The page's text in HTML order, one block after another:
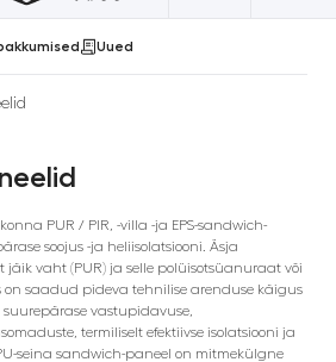
Uued
PUR / PIR, -villa -ja EPS-sandwich-
soojus -ja heliisolatsiooni. Äsja
vaht (PUR) ja selle polüisotsüanuraat või
on saadud pideva tehnilise arenduse käigus
vastupidavuse,
termiliselt efektiivse isolatsiooni ja
seina sandwich-paneel on mitmekülgne